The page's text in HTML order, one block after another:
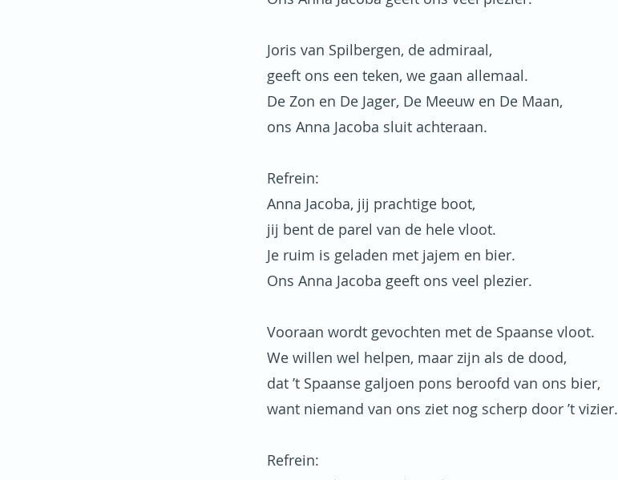
Joris van Spilbergen, de admiraal,
geeft ons een teken, we gaan allemaal.
De Zon en De Jager, De Meeuw en De Maan,
ons Anna Jacoba sluit achteraan.
Refrein:
Anna Jacoba, jij prachtige boot,
jij bent de parel van de hele vloot.
Je ruim is geladen met jajem en bier.
Ons Anna Jacoba geeft ons veel plezier.
Vooraan wordt gevochten met de Spaanse vloot.
We willen wel helpen, maar zijn als de dood,
dat ’t Spaanse galjoen pons beroofd van ons bier,
want niemand van ons ziet nog scherp door ’t vizier.
Refrein: